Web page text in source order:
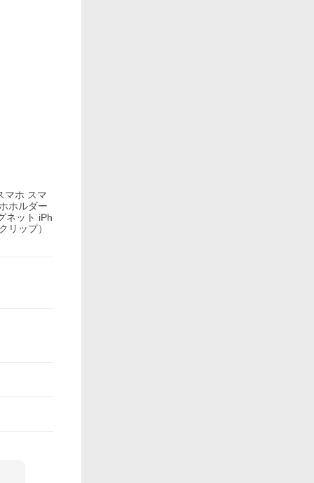
マホ スマ
ホルダー
ネット iPh
リップ）